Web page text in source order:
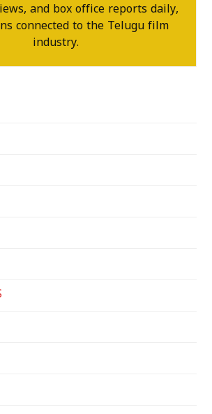
and box office reports daily,
connected to the Telugu film
industry.